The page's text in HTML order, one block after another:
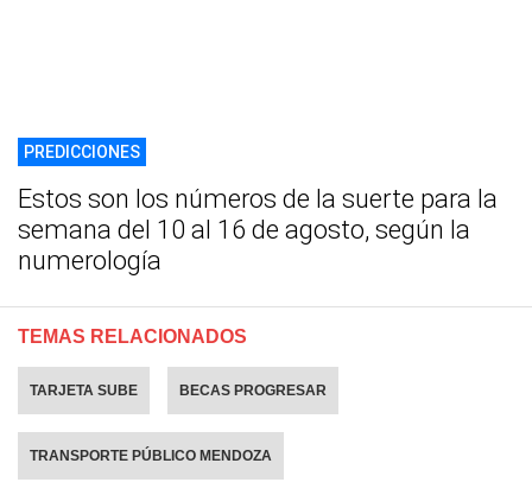
PREDICCIONES
Estos son los números de la suerte para la
semana del 10 al 16 de agosto, según la
numerología
TEMAS RELACIONADOS
TARJETA SUBE BECAS PROGRESAR
TRANSPORTE PÚBLICO MENDOZA